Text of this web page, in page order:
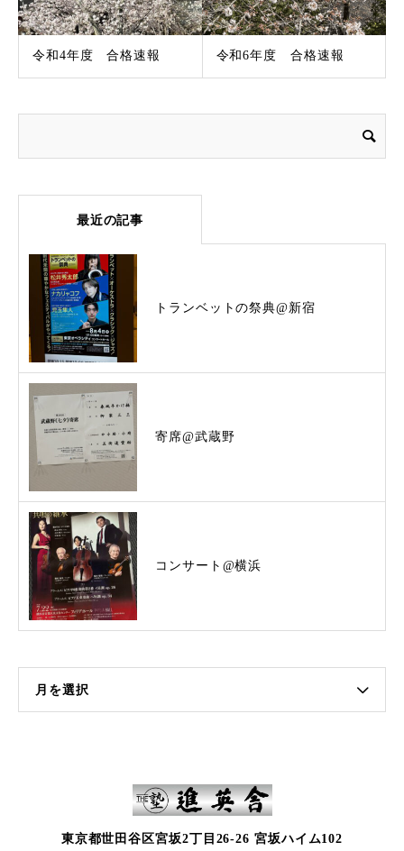
令和4年度 合格速報 令和6年度 合格速報
最近の記事
トランベットの祭典@新宿
寄席@武蔵野
コンサート@横浜
月を選択
東京都世田谷区宮坂2丁目26-26 宮坂ハイム102